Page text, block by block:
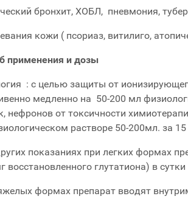
бронхит, ХОБЛ, пневмония,
кожи ( псориаз, витилиго,
применения и дозы
: с целью защиты от
медленно на 50-200 мл
нефронов от токсичности
растворе 50-200мл. за
показаниях при легких формах
восстановленного глутатиона) в
формах препарат вводят